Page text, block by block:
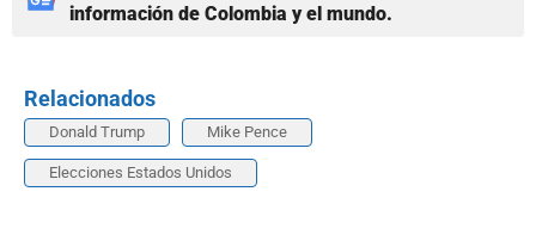
información de Colombia y el mundo.
Relacionados
Donald Trump Mike Pence
Elecciones Estados Unidos